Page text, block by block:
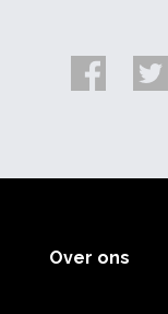
Over ons